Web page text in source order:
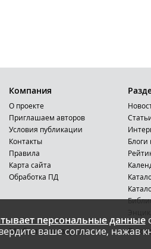
персональные данные
ваше согласие, нажав
Компания
О проекте
Приглашаем авторов
Условия публикации
Контакты
Правила
Карта сайта
Обработка ПД
Мобильная версия